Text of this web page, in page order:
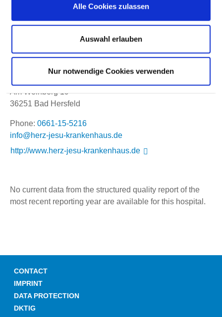
Alle Cookies zulassen
Auswahl erlauben
Nur notwendige Cookies verwenden
Am Weinberg 19
36251 Bad Hersfeld
Phone: 0661-15-5216
ed.suahneknark-usej-zreh@ofni
http://www.herz-jesu-krankenhaus.de
No current data from the structured quality report of the
most recent reporting year are available for this hospital.
CONTACT
IMPRINT
DATA PROTECTION
DKTIG